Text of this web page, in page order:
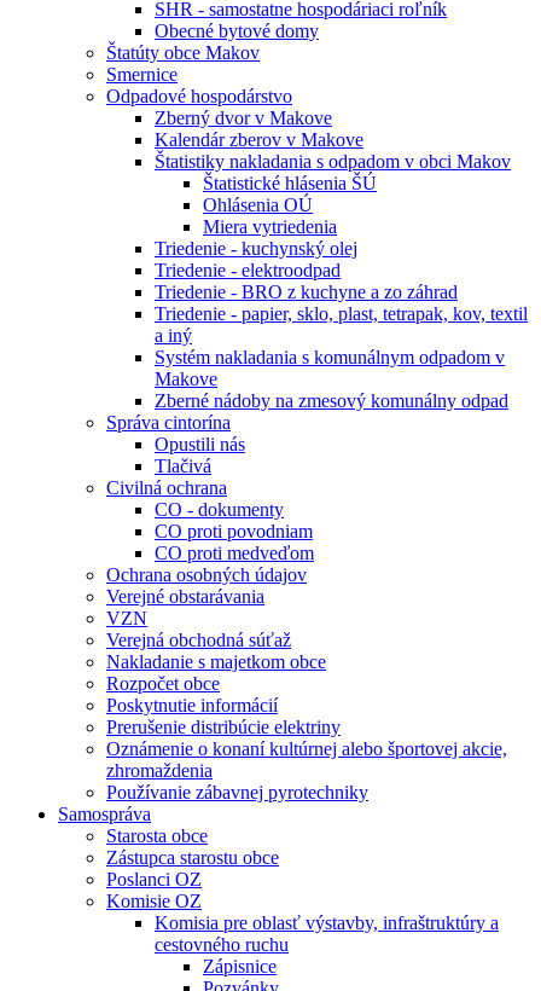
SHR - samostatne hospodáriaci roľník
Obecné bytové domy
Štatúty obce Makov
Smernice
Odpadové hospodárstvo
Zberný dvor v Makove
Kalendár zberov v Makove
Štatistiky nakladania s odpadom v obci Makov
Štatistické hlásenia ŠÚ
Ohlásenia OÚ
Miera vytriedenia
Triedenie - kuchynský olej
Triedenie - elektroodpad
Triedenie - BRO z kuchyne a zo záhrad
Triedenie - papier, sklo, plast, tetrapak, kov, textil
a iný
Systém nakladania s komunálnym odpadom v
Makove
Zberné nádoby na zmesový komunálny odpad
Správa cintorína
Opustili nás
Tlačivá
Civilná ochrana
CO - dokumenty
CO proti povodniam
CO proti medveďom
Ochrana osobných údajov
Verejné obstarávania
VZN
Verejná obchodná súťaž
Nakladanie s majetkom obce
Rozpočet obce
Poskytnutie informácií
Prerušenie distribúcie elektriny
Oznámenie o konaní kultúrnej alebo športovej akcie,
zhromaždenia
Používanie zábavnej pyrotechniky
Samospráva
Starosta obce
Zástupca starostu obce
Poslanci OZ
Komisie OZ
Komisia pre oblasť výstavby, infraštruktúry a
cestovného ruchu
Zápisnice